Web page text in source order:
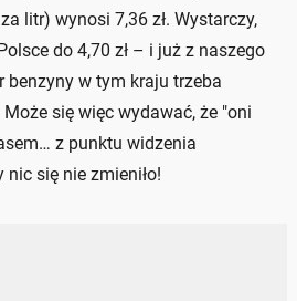
litr) wynosi 7,36 zł. Wystarczy,
do 4,70 zł – i już z naszego
benzyny w tym kraju trzeba
Może się więc wydawać, że "oni
z punktu widzenia
się nie zmieniło!